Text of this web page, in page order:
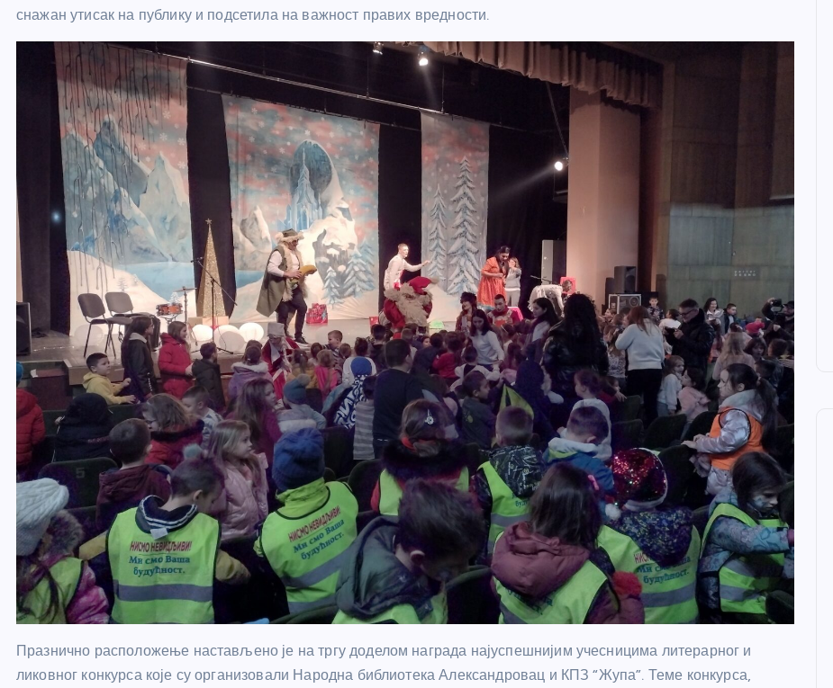
снажан утисак на публику и подсетила на важност правих вредности.
Празнично расположење настављено је на тргу доделом награда најуспешнијим учесницима литерарног и
ликовног конкурса које су организовали Народна библиотека Александровац и КПЗ “Жупа”. Теме конкурса,